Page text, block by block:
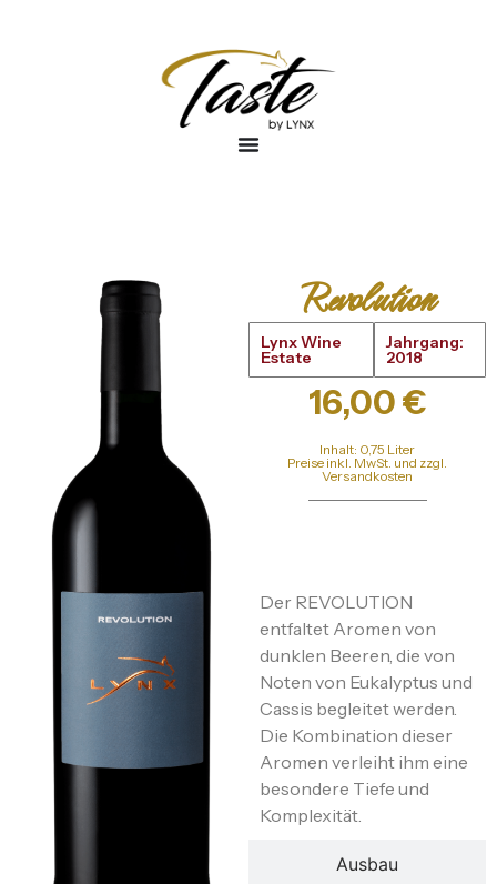
Revolution
Lynx Wine
Estate
Jahrgang:
2018
16,00€
Inhalt: 0,75 Liter
Preise inkl. MwSt. und zzgl.
Versandkosten
Ausbau
Der REVOLUTION
entfaltet Aromen von
dunklen Beeren, die von
Noten von Eukalyptus und
Cassis begleitet werden.
Die Kombination dieser
Aromen verleiht ihm eine
besondere Tiefe und
Komplexität.